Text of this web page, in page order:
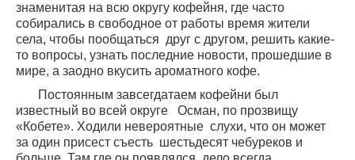
знаменитая на всю округу кофейня, где часто
собирались в свободное от работы время жители
села, чтобы пообщаться друг с другом, решить какие-
то вопросы, узнать последние новости, прошедшие в
мире, а заодно вкусить ароматного кофе.
Постоянным завсегдатаем кофейни был
известный во всей округе
Осман, по прозвищу
«Кобете». Ходили невероятные слухи, что он может
за один присест съесть шестьдесят чебуреков и